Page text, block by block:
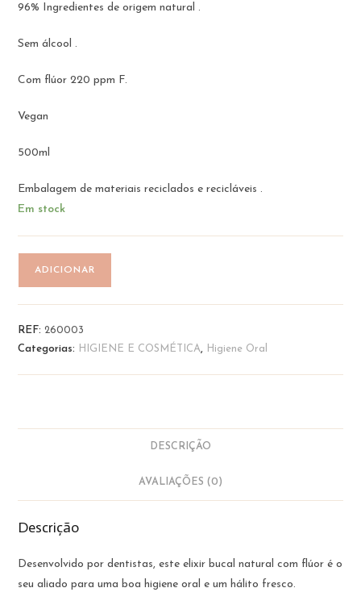
96% Ingredientes de origem natural .
Sem álcool .
Com flúor 220 ppm F.
Vegan
500ml
Embalagem de materiais reciclados e recicláveis .
Em stock
Elixir
Natural
ADICIONAR
REF:260003
Categorias:
HIGIENE E COSMÉTICA, Higiene Oral
DESCRIÇÃO
AVALIAÇÕES (0)
Descrição
Desenvolvido por dentistas, este elixir bucal natural com flúor é o
seu aliado para uma boa higiene oral e um hálito fresco.